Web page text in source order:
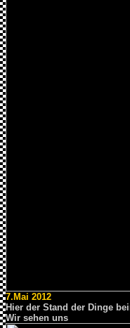
7.Mai 2012
Hier der Stand der Dinge
Wir sehen uns